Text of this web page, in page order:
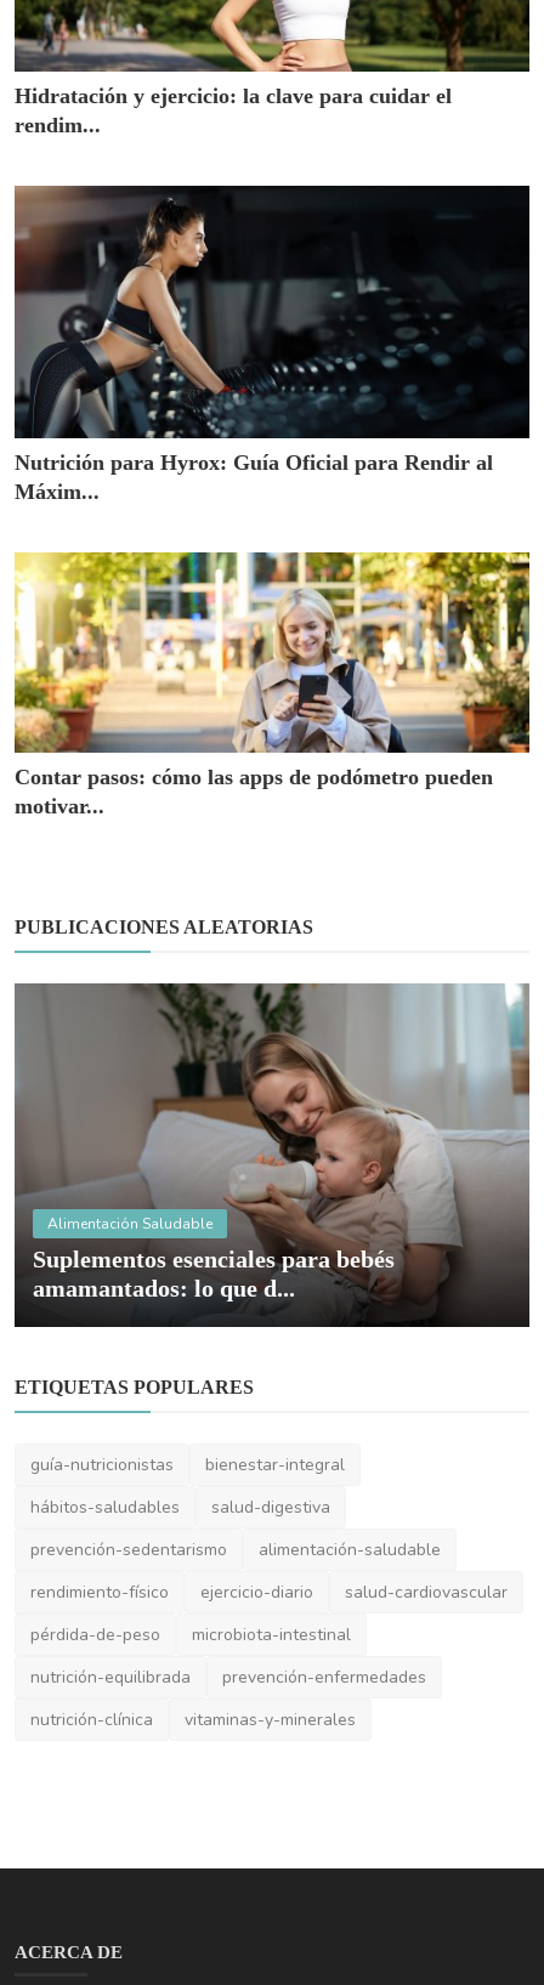
Hidratación y ejercicio: la clave para cuidar el
rendim...
Nutrición para Hyrox: Guía Oficial para Rendir al
Máxim...
Contar pasos: cómo las apps de podómetro pueden
motivar...
PUBLICACIONES ALEATORIAS
Hábitos Saludables
clave par...
ETIQUETAS POPULARES
guía-nutricionistas
bienestar-integral
hábitos-saludables
salud-digestiva
prevención-sedentarismo
alimentación-saludable
rendimiento-físico
ejercicio-diario
salud-cardiovascular
nutrición-equilibrada
prevención-enfermedades
Nutri Paraguay es el portal líder de noticias, tendencias y